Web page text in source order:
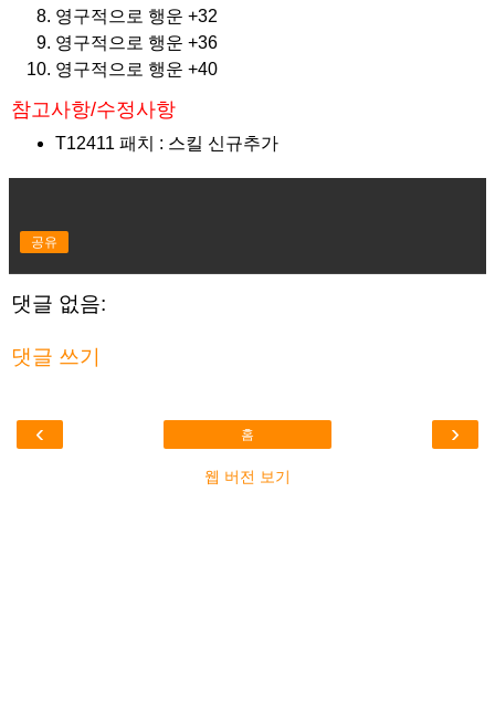
영구적으로 행운 +32
영구적으로 행운 +36
영구적으로 행운 +40
참고사항/수정사항
T12411 패치 : 스킬 신규추가
공유
댓글 없음:
댓글 쓰기
‹ ›
홈
웹 버전 보기